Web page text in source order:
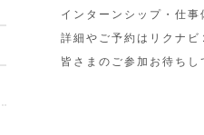
インターンシップ・仕
詳細やご予約はリクナ
皆さまのご参加お待ち